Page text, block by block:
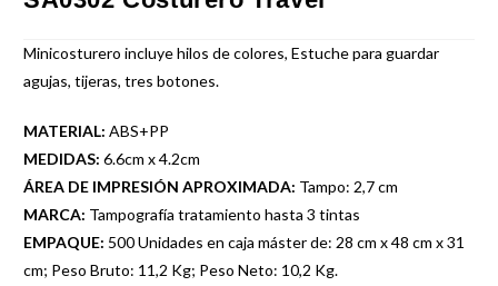
Minicosturero incluye hilos de colores, Estuche para guardar
agujas, tijeras, tres botones.
MATERIAL: ABS+PP
MEDIDAS: 6.6cm x 4.2cm
ÁREA DE IMPRESIÓN APROXIMADA: Tampo: 2,7 cm
MARCA: Tampografía tratamiento hasta 3 tintas
EMPAQUE: 500 Unidades en caja máster de: 28 cm x 48 cm x 31
cm; Peso Bruto: 11,2 Kg; Peso Neto: 10,2 Kg.